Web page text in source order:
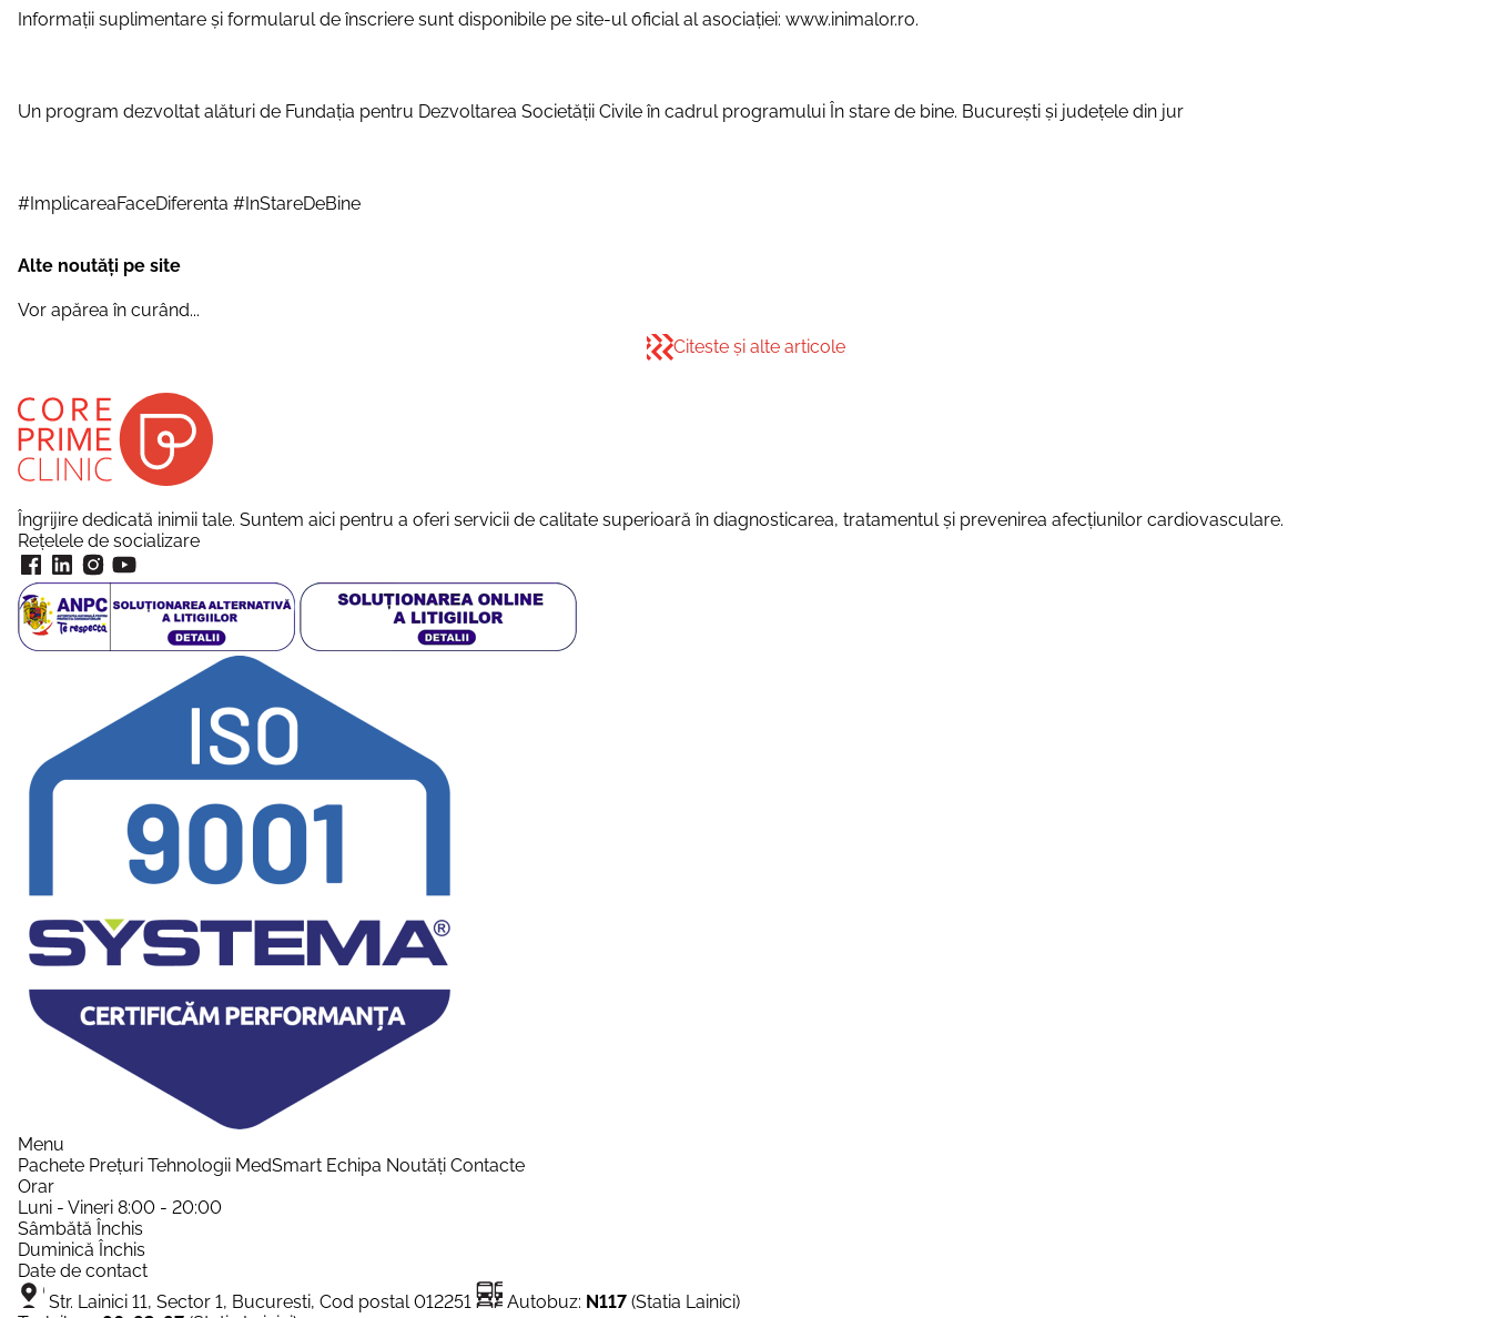
Informații suplimentare și formularul de înscriere sunt disponibile pe site-ul oficial al asociației: www.inimalor.ro.
Un program dezvoltat alături de Fundația pentru Dezvoltarea Societății Civile în cadrul programului În stare de bine. București și județele din jur
#ImplicareaFaceDiferenta #InStareDeBine
Alte noutăți pe site
Vor apărea în curând...
Citeste și alte articole
Îngrijire dedicată inimii tale. Suntem aici pentru a oferi servicii de calitate superioară în diagnosticarea, tratamentul și prevenirea afecțiunilor cardiovasculare.
Rețelele de socializare
Menu
Pachete Prețuri Tehnologii MedSmart Echipa Noutăți Contacte
Orar
Luni - Vineri 8:00 - 20:00
Sâmbătă Închis
Duminică Închis
Date de contact
Str. Lainici 11, Sector 1, Bucuresti, Cod postal 012251
Autobuz: N117 (Statia Lainici)